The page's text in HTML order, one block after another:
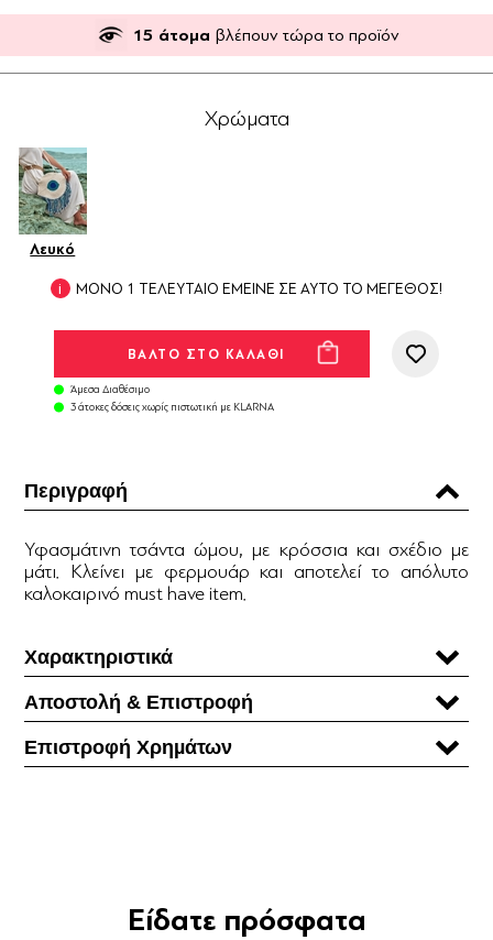
15 άτομα βλέπουν τώρα το προϊόν
Χρώματα
Λευκό
ΜΟΝΟ 1 ΤΕΛΕΥΤΑΙΟ ΕΜΕΙΝΕ ΣΕ ΑΥΤΟ ΤΟ ΜΕΓΕΘΟΣ!
Άμεσα Διαθέσιμο
3 άτοκες δόσεις χωρίς πιστωτική με KLARNA
Περιγραφή
Υφασμάτινη τσάντα ώμου, με κρόσσια και σχέδιο με
μάτι. Κλείνει με φερμουάρ και αποτελεί το απόλυτο
καλοκαιρινό must have item.
Χαρακτηριστικά
Αποστολή & Επιστροφή
Επιστροφή Χρηµάτων
Είδατε πρόσφατα